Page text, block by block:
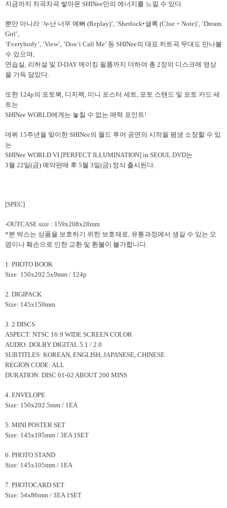
지금까지 차곡차곡 쌓아온 SHINee만의 에너지를 느낄 수 있다.
뿐만 아니라 ‘누난 너무 예뻐 (Replay)’, ‘Sherlock•셜록 (Clue + Note)’, ‘Dream
Girl’,
‘Everybody’, ‘View’, ‘Don’t Call Me’ 등 SHINee의 대표 히트곡 무대도 만나볼
수 있으며,
연습실, 리허설 및 D-DAY 메이킹 필름까지 더하여 총 2장의 디스크에 영상
을 가득 담았다.
또한 124p의 포토북, 디지팩, 미니 포스터 세트, 포토 스탠드 및 포토 카드 세
트는
SHINee WORLD에게는 놓칠 수 없는 매력 포인트!
데뷔 15주년을 맞이한 SHINee의 월드 투어 공연의 시작을 평생 소장할 수 있
는
SHINee WORLD VI [PERFECT ILLUMINATION] in SEOUL DVD는
3월 22일(금) 예약판매 후 5월 3일(금) 정식 출시된다.
[SPEC]
-OUTCASE size : 159x208x28mm
*본 박스는 상품을 보호하기 위한 보호재로, 유통과정에서 생길 수 있는 오
염이나 훼손으로 인한 교환 및 환불이 불가합니다.
1. PHOTO BOOK
Size: 150x202.5x9mm / 124p
2. DIGIPACK
Size: 145x150mm
3. 2 DISCS
ASPECT: NTSC 16:9 WIDE SCREEN COLOR
AUDIO: DOLBY DIGITAL 5.1 / 2.0
SUBTITLES: KOREAN, ENGLISH, JAPANESE, CHINESE
REGION CODE: ALL
DURATION: DISC 01-02 ABOUT 200 MINS
4. ENVELOPE
Size: 150x202.5mm / 1EA
5. MINI POSTER SET
Size: 145x195mm / 3EA 1SET
6. PHOTO STAND
Size: 145x105mm / 1EA
7. PHOTOCARD SET
Size: 54x86mm / 3EA 1SET